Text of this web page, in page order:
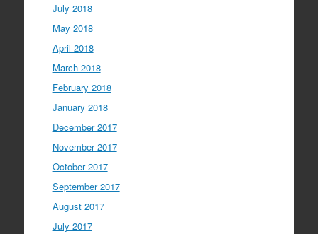
July 2018
May 2018
April 2018
March 2018
February 2018
January 2018
December 2017
November 2017
October 2017
September 2017
August 2017
July 2017